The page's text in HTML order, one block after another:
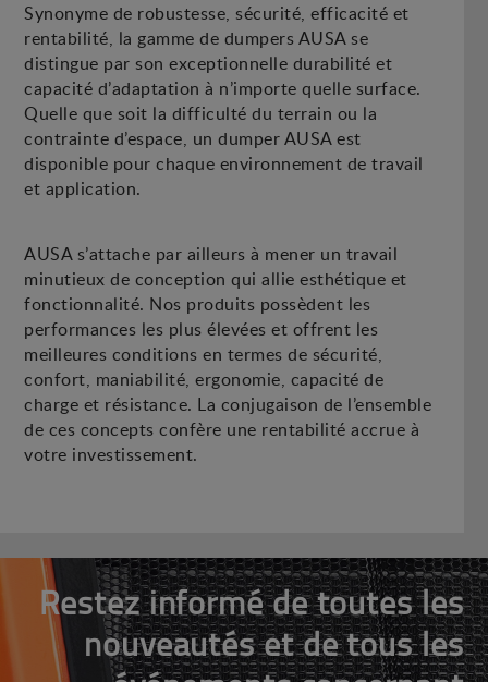
Synonyme de robustesse, sécurité, efficacité et
rentabilité, la gamme de dumpers AUSA se
distingue par son exceptionnelle durabilité et
capacité d’adaptation à n’importe quelle surface.
Quelle que soit la difficulté du terrain ou la
contrainte d’espace, un dumper AUSA est
disponible pour chaque environnement de travail
et application.
AUSA s’attache par ailleurs à mener un travail
minutieux de conception qui allie esthétique et
fonctionnalité. Nos produits possèdent les
performances les plus élevées et offrent les
meilleures conditions en termes de sécurité,
confort, maniabilité, ergonomie, capacité de
charge et résistance. La conjugaison de l’ensemble
de ces concepts confère une rentabilité accrue à
votre investissement.
Restez informé de toutes les
nouveautés et de tous les